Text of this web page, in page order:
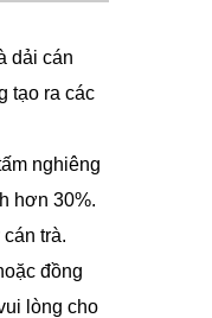
dải cán
tạo ra các
nghiêng
hơn 30%.
trà.
đồng
lòng cho